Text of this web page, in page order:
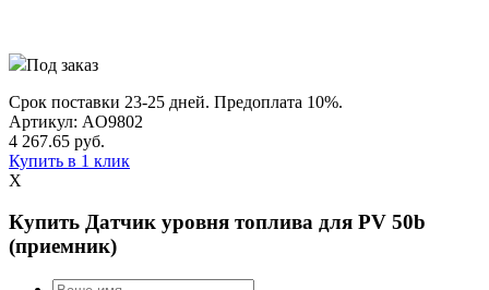
Под заказ
Срок поставки 23-25 дней. Предоплата 10%.
Артикул: AO9802
4 267.65 руб.
Купить в 1 клик
X
Купить Датчик уровня топлива для PV 50b
(приемник)